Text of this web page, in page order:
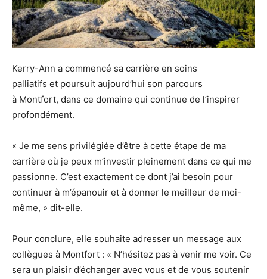
Kerry-Ann a commencé sa carrière en soins
palliatifs et poursuit aujourd’hui son parcours
à Montfort, dans ce domaine qui continue de l’inspirer
profondément.
« Je me sens privilégiée d’être à cette étape de ma
carrière où je peux m’investir pleinement dans ce qui me
passionne. C’est exactement ce dont j’ai besoin pour
continuer à m’épanouir et à donner le meilleur de moi-
même, » dit-elle.
Pour conclure, elle souhaite adresser un message aux
collègues à Montfort : « N’hésitez pas à venir me voir. Ce
sera un plaisir d’échanger avec vous et de vous soutenir